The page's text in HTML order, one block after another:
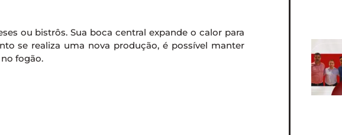
ou bistrôs. Sua boca central expande o calor para
se realiza uma nova produção, é possível manter
fogão.